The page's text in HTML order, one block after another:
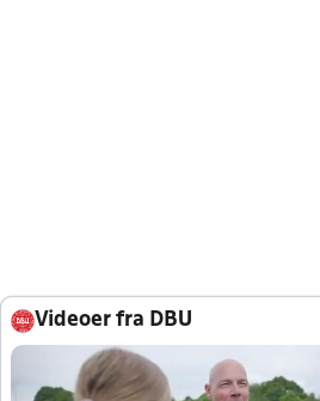
Videoer fra DBU